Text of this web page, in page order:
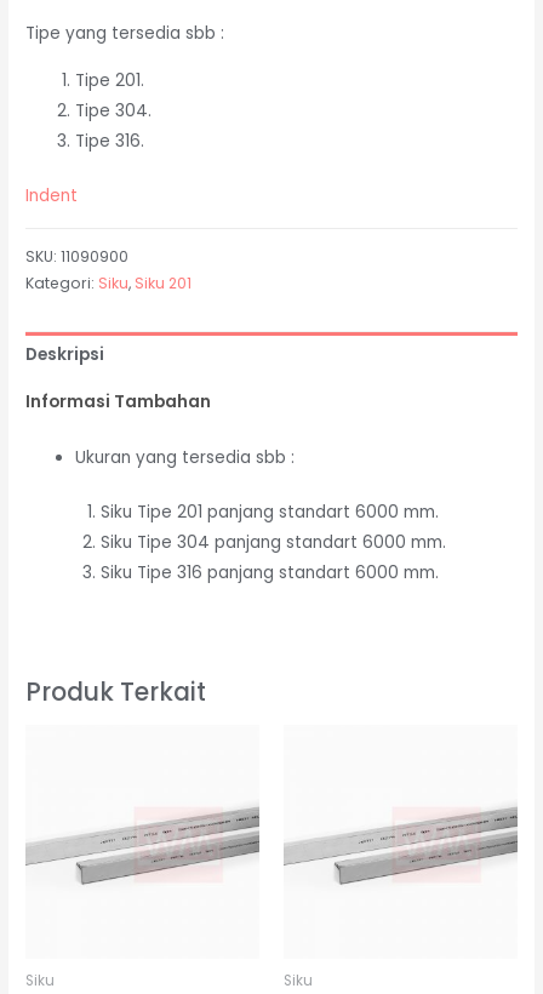
Tipe yang tersedia sbb :
Tipe 201.
Tipe 304.
Tipe 316.
Indent
SKU:11090900
Kategori: Siku, Siku 201
Deskripsi
Informasi Tambahan
Ukuran yang tersedia sbb :
Siku Tipe 201 panjang standart 6000 mm.
Siku Tipe 304 panjang standart 6000 mm.
Siku Tipe 316 panjang standart 6000 mm.
Produk Terkait
Siku Siku